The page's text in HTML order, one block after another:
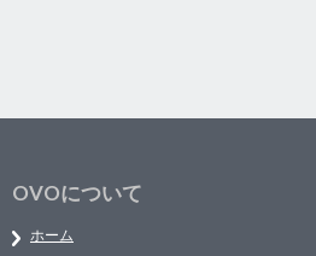
OVOについて
ホーム